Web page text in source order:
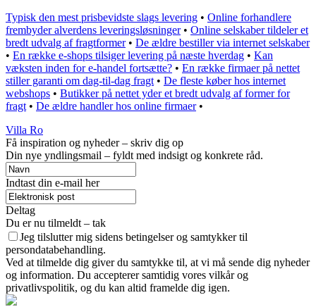
Typisk den mest prisbevidste slags levering • Online forhandlere
frembyder alverdens leveringsløsninger• Online selskaber tildeler et
bredt udvalg af fragtformer• De ældre bestiller via internet selskaber
• En række e-shops tilsiger levering på næste hverdag • Kan
væksten inden for e-handel fortsætte? • En række firmaer på nettet
stiller garanti om dag-til-dag fragt • De fleste køber hos internet
webshops • Butikker på nettet yder et bredt udvalg af former for
fragt • De ældre handler hos online firmaer•
Villa Ro
Få inspiration og nyheder – skriv dig op
Din nye yndlingsmail – fyldt med indsigt og konkrete råd.
Indtast din e-mail her
Deltag
Du er nu tilmeldt – tak
Jeg tilslutter mig sidens betingelser og samtykker til
persondatabehandling.
Ved at tilmelde dig giver du samtykke til, at vi må sende dig nyheder
og information. Du accepterer samtidig vores vilkår og
privatlivspolitik, og du kan altid framelde dig igen.